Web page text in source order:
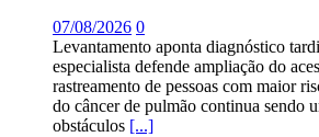
07/08/2026 0
Levantamento aponta diagnóstico
especialista defende ampliação do
rastreamento de pessoas com maior
do câncer de pulmão continua sendo
obstáculos [...]